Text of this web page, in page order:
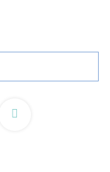
次